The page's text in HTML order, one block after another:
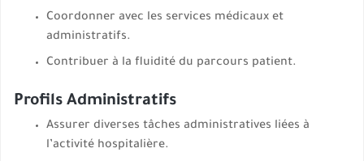
Coordonner avec les services médicaux et
administratifs.
Contribuer à la fluidité du parcours patient.
Profils Administratifs
Assurer diverses tâches administratives liées à
l’activité hospitalière.